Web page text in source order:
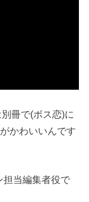
冊で(ボス恋)に
かわいいんです
担当編集者役で